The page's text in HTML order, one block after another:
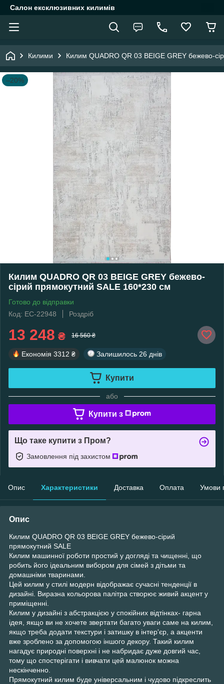
Салон ексклюзивних килимів
Килими Килим QUADRO QR 03 BEIGE GREY бежево-
–20%
Килим QUADRO QR 03 BEIGE GREY бежево-
сірий прямокутний SALE 160*230 см
Готово до відправки
Код: EC-22948
Роздріб
13 248 ₴ 16 560 ₴
Економія 3312 ₴ Залишилось 26 днів
Купити
або
Купити з
Що таке купити з Пром?
Замовлення під захистом
Опис Характеристики Доставка Оплата Умови
Опис
Килим QUADRO QR 03 BEIGE GREY бежево-сірий
прямокутний SALE
Килим машинної роботи простий у догляді та чищенні, що
робить його ідеальним вибором для сімей з дітьми та
домашніми тваринами.
Цей килим у стилі модерн відображає сучасні тенденції в
дизайні. Виразна кольорова палітра створює живий акцент у
приміщенні.
Килим у дизайні з абстракцією у спокійних відтінках- гарна
ідея, якщо ви не хочете звертати багато уваги саме на килим,
якщо треба додати текстури і затишку в інтер'єр, а акценти
вже зроблено за допомогою іншого декору. Такий килим
нагадує природні поверхні і не набридає дуже довгий час,
тому що спостерігати і вивчати цей малюнок можна
нескінченно.
Прямокутний килим буде універсальним і чудово підкреслить